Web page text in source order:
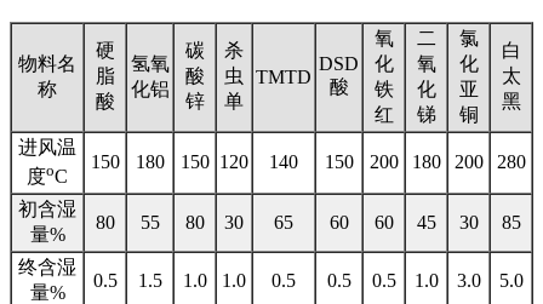
物料名
称
硬
脂
酸
氢氧
化铝
碳
酸
锌
杀
虫
单
TMTD
DSD
酸
氧
化
铁
红
二
氧
化
锑
氯
化
亚
铜
白
太
黑
进风温
度oC
150 180 150 120 140 150 200 180 200 280
初含湿
量%
80 55 80 30 65 60 60 45 30 85
终含湿
量%
0.5 1.5 1.0 1.0 0.5 0.5 0.5 1.0 3.0 5.0